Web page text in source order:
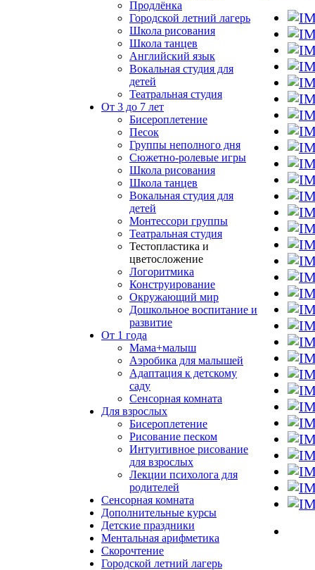
Продлёнка
Городской летний лагерь
Школа рисования
Школа танцев
Английский язык
Вокальная студия для
детей
Театральная студия
От 3 до 7 лет
Бисероплетение
Песок
Группы неполного дня
Сюжетно-ролевые игры
Школа рисования
Школа танцев
Вокальная студия для
детей
Монтессори группы
Театральная студия
Тестопластика и
цветосложение
Логоритмика
Конструирование
Окружающий мир
Дошкольное воспитание и
развитие
От 1 года
Мама+малыш
Аэробика для малышей
Адаптация к детскому
саду
Сенсорная комната
Для взрослых
Бисероплетение
Рисование песком
Интуитивное рисование
для взрослых
Лекции психолога для
родителей
Сенсорная комната
Дополнительные курсы
Детские праздники
Ментальная арифметика
Скорочтение
Городской летний лагерь